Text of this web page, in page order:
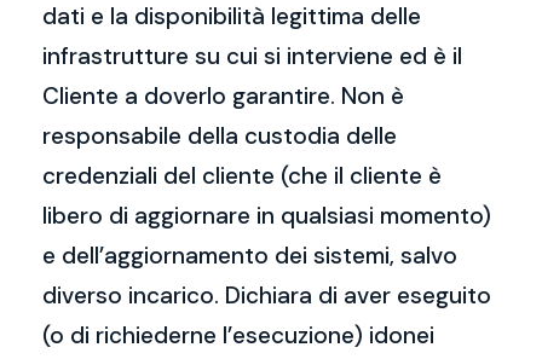
dati e la disponibilità legittima delle
infrastrutture su cui si interviene ed è il
Cliente a doverlo garantire. Non è
responsabile della custodia delle
credenziali del cliente (che il cliente è
libero di aggiornare in qualsiasi momento)
e dell’aggiornamento dei sistemi, salvo
diverso incarico. Dichiara di aver eseguito
(o di richiederne l’esecuzione) idonei